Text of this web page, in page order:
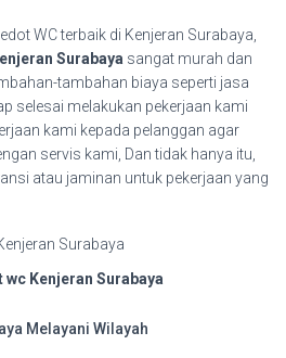
WC terbaik di Kenjeran Surabaya,
Surabaya sangat murah dan
tambahan biaya seperti jasa
selesai melakukan pekerjaan kami
kami kepada pelanggan agar
servis kami, Dan tidak hanya itu,
atau jaminan untuk pekerjaan yang
Kenjeran Surabaya
Melayani Wilayah